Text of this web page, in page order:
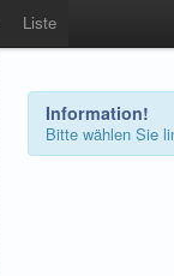
Liste
Information!
Bitte wählen Sie